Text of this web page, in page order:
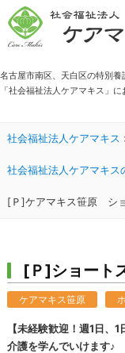
名古屋市南区、天白区の特別
「社会福祉法人ケアマキス」
社会福祉法人ケアマキス
社会福祉法人ケアマキス
[Ｐ]ケアマキス笹原 シ
[Ｐ]ショート
ケアマキス笹原
【未経験歓迎！週1日、
介護を学んでいけます♪